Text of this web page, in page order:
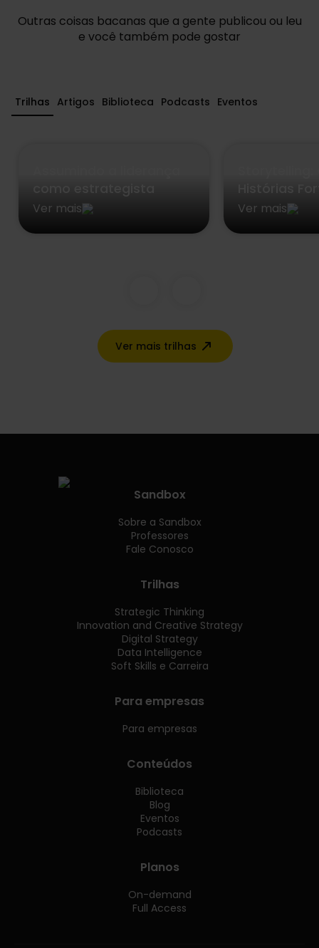
Outras coisas bacanas que a gente publicou ou leu
e você também pode gostar
Trilhas Artigos Biblioteca Podcasts Eventos
Ver mais Ver mais
Ver mais trilhas
Sandbox
Sobre a Sandbox
Professores
Fale Conosco
Trilhas
Strategic Thinking
Innovation and Creative Strategy
Digital Strategy
Data Intelligence
Soft Skills e Carreira
Para empresas
Para empresas
Conteúdos
Biblioteca
Blog
Eventos
Podcasts
Planos
On-demand
Full Access